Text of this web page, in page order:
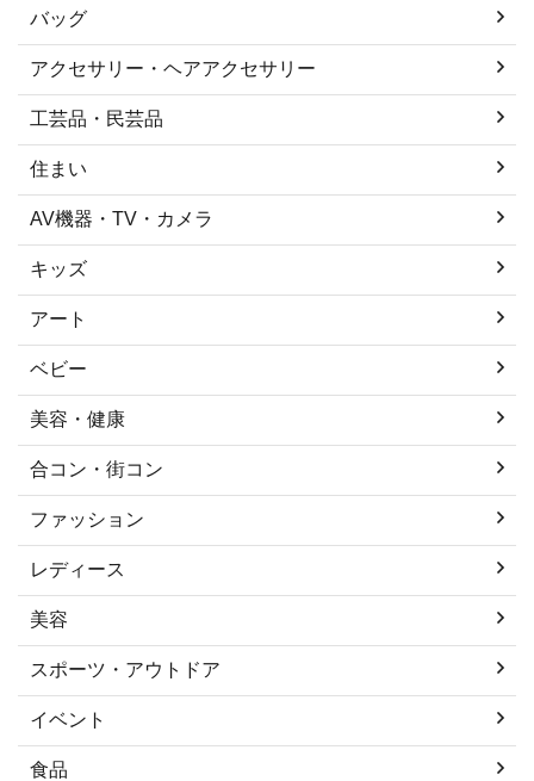
バッグ
アクセサリー・ヘアアクセサリー
工芸品・民芸品
住まい
AV機器・TV・カメラ
キッズ
アート
ベビー
美容・健康
合コン・街コン
ファッション
レディース
美容
スポーツ・アウトドア
イベント
食品